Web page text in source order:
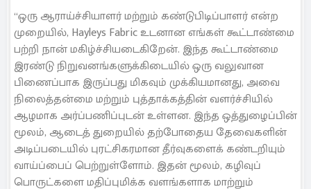
“ஒரு ஆராய்ச்சியாளர் மற்றும் கண்டுபிடிப்பாளர் என்ற
முறையில், Hayleys Fabric உடனான எங்கள் கூட்டாண்மை
பற்றி நான் மகிழ்ச்சியடைகிறேன். இந்த கூட்டாண்மை
இரண்டு நிறுவனங்களுக்கிடையில் ஒரு வலுவான
பிணைப்பாக இருப்பது மிகவும் முக்கியமானது, அவை
நிலைத்தன்மை மற்றும் புத்தாக்கத்தின் வளர்ச்சியில்
ஆழமாக அர்ப்பணிப்புடன் உள்ளன. இந்த ஒத்துழைப்பின்
மூலம், ஆடைத் துறையில் தற்போதைய தேவைகளின்
அடிப்படையில் புரட்சிகரமான தீர்வுகளைக் கண்டறியும்
வாய்ப்பைப் பெற்றுள்ளோம். இதன் மூலம், கழிவுப்
பொருட்களை மதிப்புமிக்க வளங்களாக மாற்றும்